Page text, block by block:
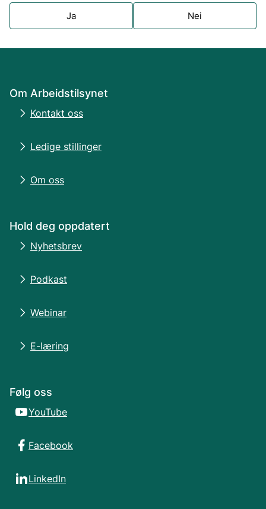
Ja Nei
Om Arbeidstilsynet
Kontakt oss
Ledige stillinger
Om oss
Hold deg oppdatert
Nyhetsbrev
Podkast
Webinar
E-læring
Følg oss
YouTube
Facebook
LinkedIn